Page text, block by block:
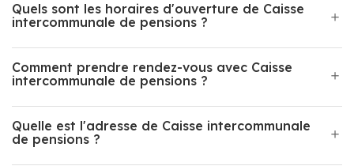
Quels sont les horaires d'ouverture de Caisse
intercommunale de pensions ?
Comment prendre rendez-vous avec Caisse
intercommunale de pensions ?
Quelle est l'adresse de Caisse intercommunale
de pensions ?